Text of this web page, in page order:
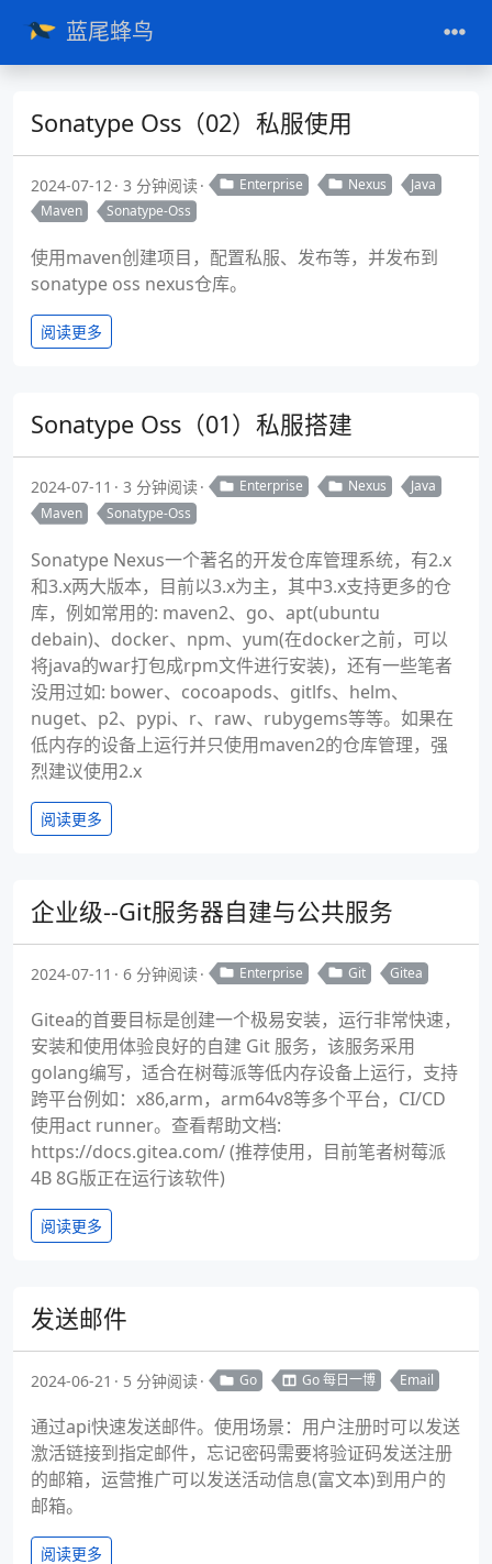
蓝尾蜂鸟
Sonatype Oss（02）私服使用
2024-07-12 3 分钟阅读 Enterprise Nexus
Java
Maven
Sonatype-Oss
使用maven创建项目，配置私服、发布等，并发布到
sonatype oss nexus仓库。
阅读更多
Sonatype Oss（01）私服搭建
2024-07-11 3 分钟阅读 Enterprise Nexus
Java
Maven
Sonatype-Oss
Sonatype Nexus一个著名的开发仓库管理系统，有2.x
和3.x两大版本，目前以3.x为主，其中3.x支持更多的仓
库，例如常用的: maven2、go、apt(ubuntu
debain)、docker、npm、yum(在docker之前，可以
将java的war打包成rpm文件进行安装)，还有一些笔者
没用过如: bower、cocoapods、gitlfs、helm、
nuget、p2、pypi、r、raw、rubygems等等。如果在
低内存的设备上运行并只使用maven2的仓库管理，强
烈建议使用2.x
阅读更多
企业级--Git服务器自建与公共服务
2024-07-11 6 分钟阅读 Enterprise Git Gitea
Gitea的首要目标是创建一个极易安装，运行非常快速，
安装和使用体验良好的自建 Git 服务，该服务采用
golang编写，适合在树莓派等低内存设备上运行，支持
跨平台例如：x86,arm，arm64v8等多个平台，CI/CD
使用act runner。查看帮助文档:
https://docs.gitea.com/ (推荐使用，目前笔者树莓派
4B 8G版正在运行该软件)
阅读更多
发送邮件
2024-06-21 5 分钟阅读 Go Go 每日一博 Email
通过api快速发送邮件。使用场景：用户注册时可以发送
激活链接到指定邮件，忘记密码需要将验证码发送注册
的邮箱，运营推广可以发送活动信息(富文本)到用户的
邮箱。
阅读更多